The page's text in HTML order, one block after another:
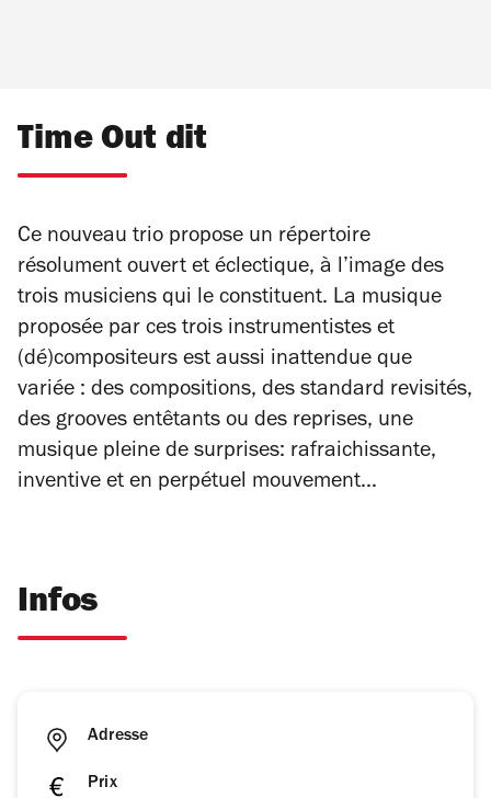
Time Out dit
Ce nouveau trio propose un répertoire
résolument ouvert et éclectique, à l’image des
trois musiciens qui le constituent. La musique
proposée par ces trois instrumentistes et
(dé)compositeurs est aussi inattendue que
variée : des compositions, des standard revisités,
des grooves entêtants ou des reprises, une
musique pleine de surprises: rafraichissante,
inventive et en perpétuel mouvement…
Infos
Adresse
Prix